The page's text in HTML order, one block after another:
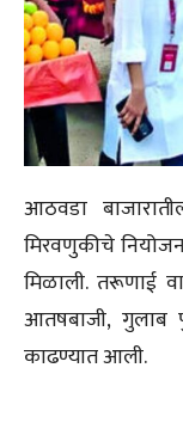
आठवडा
मिरवणुकीचे नियोजन
मिळाली. तरूणाई
आतषबाजी, गुलाब
काढण्यात आली.